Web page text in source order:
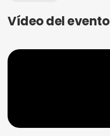
Vídeo del evento